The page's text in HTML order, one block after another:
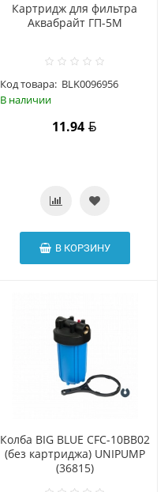
Картридж для фильтра
Аквабрайт ГП-5М
Код товара: BLK0096956
В наличии
11.94
В КОРЗИНУ
Колба BIG BLUE CFC-10BB02
(без картриджа) UNIPUMP
(36815)